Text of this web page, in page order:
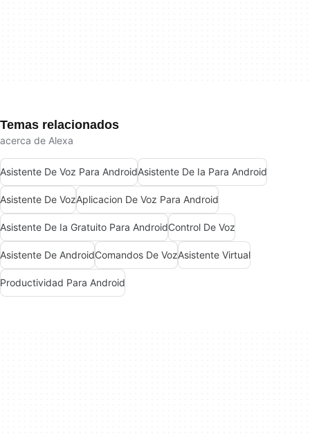
Temas relacionados
acerca de Alexa
Asistente De Voz Para AndroidAsistente De Ia Para Android
Asistente De VozAplicacion De Voz Para Android
Asistente De Ia Gratuito Para AndroidControl De Voz
Asistente De AndroidComandos De VozAsistente Virtual
Productividad Para Android